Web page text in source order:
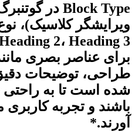
برای عناصر بصری
طراحی، توضیحات
شده است تا به راحتی
باشند و تجربه
آورند.*